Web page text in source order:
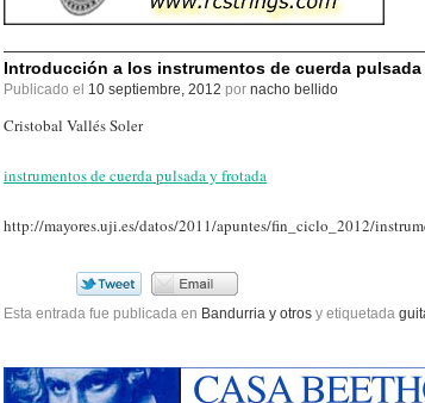
Introducción a los instrumentos de cuerda
Publicado el 10 septiembre, 2012 por nacho bellido
Cristobal Vallés Soler
instrumentos de cuerda pulsada y frotada
http://mayores.uji.es/datos/2011/apuntes/fin_ciclo_2012/
Esta entrada fue publicada en Bandurria y otros y etiquetada